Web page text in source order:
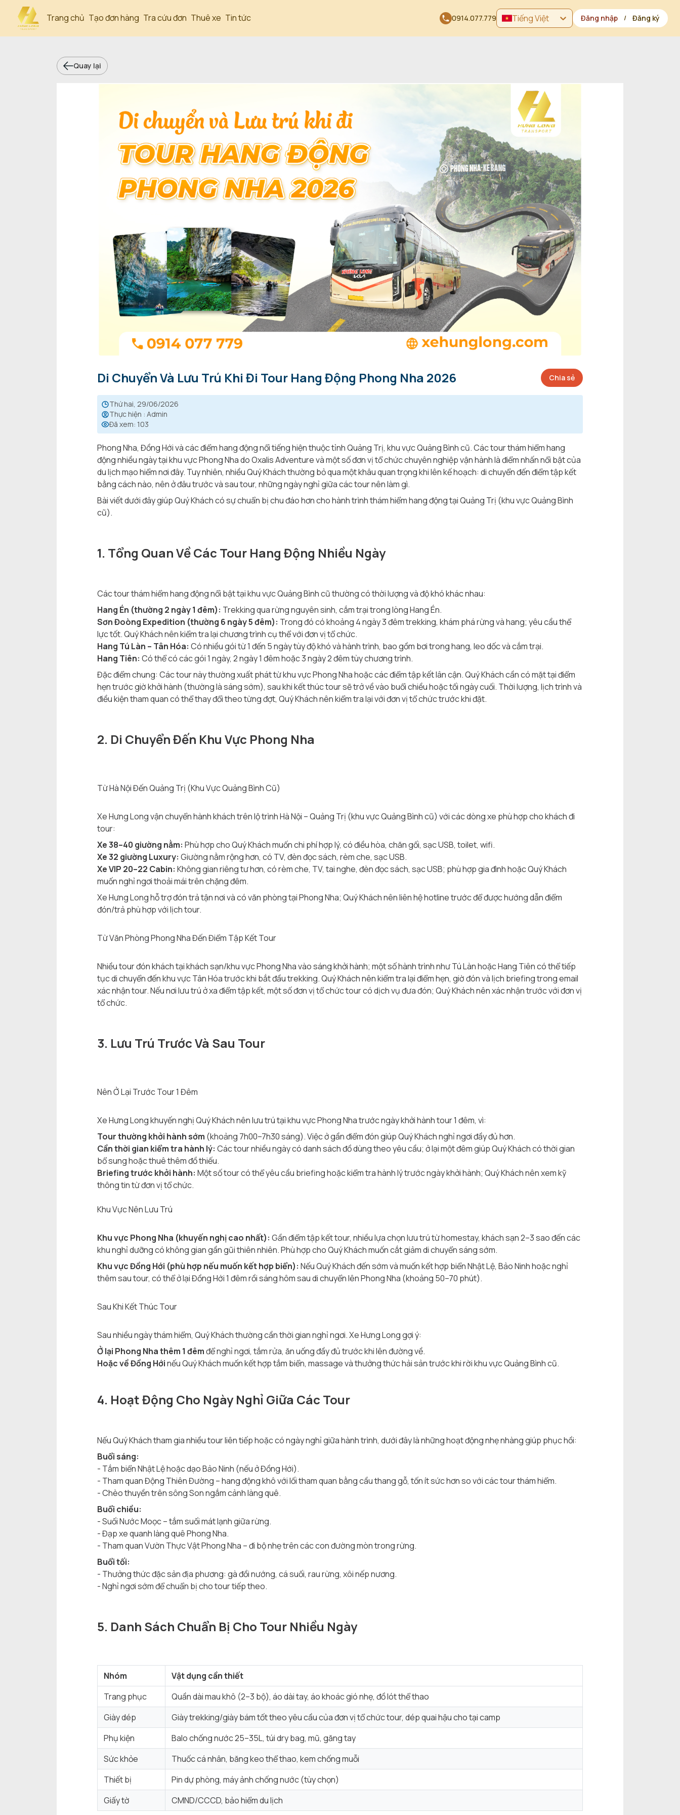
Trang chủ Tạo đơn hàng Tra cứu đơn Thuê xe Tin tức 0914.077.779 Tiếng Việt Đăng nhập / Đăng ký
Quay lại
Di Chuyển Và Lưu Trú Khi Đi Tour Hang Động Phong Nha 2026 Chia sẻ
thứ hai, 29/06/2026
Thực hiện : Admin
Đã xem: 103
Phong Nha, Đồng Hới và các điểm hang động nổi tiếng hiện thuộc tỉnh Quảng Trị, khu vực Quảng Bình cũ. Các tour thám hiểm hang
động nhiều ngày tại khu vực Phong Nha do Oxalis Adventure và một số đơn vị tổ chức chuyên nghiệp vận hành là điểm nhấn nổi bật của
du lịch mạo hiểm nơi đây. Tuy nhiên, nhiều Quý Khách thường bỏ qua một khâu quan trọng khi lên kế hoạch: di chuyển đến điểm tập kết
bằng cách nào, nên ở đâu trước và sau tour, những ngày nghỉ giữa các tour nên làm gì.
Bài viết dưới đây giúp Quý Khách có sự chuẩn bị chu đáo hơn cho hành trình thám hiểm hang động tại Quảng Trị (khu vực Quảng Bình
cũ).
1. Tổng Quan Về Các Tour Hang Động Nhiều Ngày
Các tour thám hiểm hang động nổi bật tại khu vực Quảng Bình cũ thường có thời lượng và độ khó khác nhau:
Hang Én (thường 2 ngày 1 đêm): Trekking qua rừng nguyên sinh, cắm trại trong lòng Hang Én.
Sơn Đoòng Expedition (thường 6 ngày 5 đêm): Trong đó có khoảng 4 ngày 3 đêm trekking, khám phá rừng và hang; yêu cầu thể
lực tốt. Quý Khách nên kiểm tra lại chương trình cụ thể với đơn vị tổ chức.
Hang Tú Làn – Tân Hóa: Có nhiều gói từ 1 đến 5 ngày tùy độ khó và hành trình, bao gồm bơi trong hang, leo dốc và cắm trại.
Hang Tiên: Có thể có các gói 1 ngày, 2 ngày 1 đêm hoặc 3 ngày 2 đêm tùy chương trình.
Đặc điểm chung: Các tour này thường xuất phát từ khu vực Phong Nha hoặc các điểm tập kết lân cận. Quý Khách cần có mặt tại điểm
hẹn trước giờ khởi hành (thường là sáng sớm), sau khi kết thúc tour sẽ trở về vào buổi chiều hoặc tối ngày cuối. Thời lượng, lịch trình và
điều kiện tham quan có thể thay đổi theo từng đợt, Quý Khách nên kiểm tra lại với đơn vị tổ chức trước khi đặt.
2. Di Chuyển Đến Khu Vực Phong Nha
Từ Hà Nội Đến Quảng Trị (Khu Vực Quảng Bình Cũ)
Xe Hưng Long vận chuyển hành khách trên lộ trình Hà Nội – Quảng Trị (khu vực Quảng Bình cũ) với các dòng xe phù hợp cho khách đi
tour:
Xe 38–40 giường nằm: Phù hợp cho Quý Khách muốn chi phí hợp lý, có điều hòa, chăn gối, sạc USB, toilet, wifi.
Xe 32 giường Luxury: Giường nằm rộng hơn, có TV, đèn đọc sách, rèm che, sạc USB.
Xe VIP 20–22 Cabin: Không gian riêng tư hơn, có rèm che, TV, tai nghe, đèn đọc sách, sạc USB; phù hợp gia đình hoặc Quý Khách
muốn nghỉ ngơi thoải mái trên chặng đêm.
Xe Hưng Long hỗ trợ đón trả tận nơi và có văn phòng tại Phong Nha; Quý Khách nên liên hệ hotline trước để được hướng dẫn điểm
đón/trả phù hợp với lịch tour.
Từ Văn Phòng Phong Nha Đến Điểm Tập Kết Tour
Nhiều tour đón khách tại khách sạn/khu vực Phong Nha vào sáng khởi hành; một số hành trình như Tú Làn hoặc Hang Tiên có thể tiếp
tục di chuyển đến khu vực Tân Hóa trước khi bắt đầu trekking. Quý Khách nên kiểm tra lại điểm hẹn, giờ đón và lịch briefing trong email
xác nhận tour. Nếu nơi lưu trú ở xa điểm tập kết, một số đơn vị tổ chức tour có dịch vụ đưa đón; Quý Khách nên xác nhận trước với đơn vị
tổ chức.
3. Lưu Trú Trước Và Sau Tour
Nên Ở Lại Trước Tour 1 Đêm
Xe Hưng Long khuyến nghị Quý Khách nên lưu trú tại khu vực Phong Nha trước ngày khởi hành tour 1 đêm, vì:
Tour thường khởi hành sớm (khoảng 7h00–7h30 sáng). Việc ở gần điểm đón giúp Quý Khách nghỉ ngơi đầy đủ hơn.
Cần thời gian kiểm tra hành lý: Các tour nhiều ngày có danh sách đồ dùng theo yêu cầu; ở lại một đêm giúp Quý Khách có thời gian
bổ sung hoặc thuê thêm đồ thiếu.
Briefing trước khởi hành: Một số tour có thể yêu cầu briefing hoặc kiểm tra hành lý trước ngày khởi hành; Quý Khách nên xem kỹ
thông tin từ đơn vị tổ chức.
Khu Vực Nên Lưu Trú
Khu vực Phong Nha (khuyến nghị cao nhất): Gần điểm tập kết tour, nhiều lựa chọn lưu trú từ homestay, khách sạn 2–3 sao đến các
khu nghỉ dưỡng có không gian gần gũi thiên nhiên. Phù hợp cho Quý Khách muốn cắt giảm di chuyển sáng sớm.
Khu vực Đồng Hới (phù hợp nếu muốn kết hợp biển): Nếu Quý Khách đến sớm và muốn kết hợp biển Nhật Lệ, Bảo Ninh hoặc nghỉ
thêm sau tour, có thể ở lại Đồng Hới 1 đêm rồi sáng hôm sau di chuyển lên Phong Nha (khoảng 50–70 phút).
Sau Khi Kết Thúc Tour
Sau nhiều ngày thám hiểm, Quý Khách thường cần thời gian nghỉ ngơi. Xe Hưng Long gợi ý:
Ở lại Phong Nha thêm 1 đêmđể nghỉ ngơi, tắm rửa, ăn uống đầy đủ trước khi lên đường về.
Hoặc về Đồng Hớinếu Quý Khách muốn kết hợp tắm biển, massage và thưởng thức hải sản trước khi rời khu vực Quảng Bình cũ.
4. Hoạt Động Cho Ngày Nghỉ Giữa Các Tour
Nếu Quý Khách tham gia nhiều tour liên tiếp hoặc có ngày nghỉ giữa hành trình, dưới đây là những hoạt động nhẹ nhàng giúp phục hồi:
Buổi sáng:
- Tắm biển Nhật Lệ hoặc dạo Bảo Ninh (nếu ở Đồng Hới).
- Tham quan Động Thiên Đường – hang động khô với lối tham quan bằng cầu thang gỗ, tốn ít sức hơn so với các tour thám hiểm.
- Chèo thuyền trên sông Son ngắm cảnh làng quê.
Buổi chiều:
- Suối Nước Moọc – tắm suối mát lạnh giữa rừng.
- Đạp xe quanh làng quê Phong Nha.
- Tham quan Vườn Thực Vật Phong Nha – đi bộ nhẹ trên các con đường mòn trong rừng.
Buổi tối:
- Thưởng thức đặc sản địa phương: gà đồi nướng, cá suối, rau rừng, xôi nếp nương.
- Nghỉ ngơi sớm để chuẩn bị cho tour tiếp theo.
5. Danh Sách Chuẩn Bị Cho Tour Nhiều Ngày
Nhóm
Vật dụng cần thiết
Trang phục
Quần dài mau khô (2–3 bộ), áo dài tay, áo khoác gió nhẹ, đồ lót thể thao
Giày dép
Giày trekking/giày bám tốt theo yêu cầu của đơn vị tổ chức tour, dép quai hậu cho tại camp
Phụ kiện
Balo chống nước 25–35L, túi dry bag, mũ, găng tay
Sức khỏe
Thuốc cá nhân, băng keo thể thao, kem chống muỗi
Thiết bị
Pin dự phòng, máy ảnh chống nước (tùy chọn)
Giấy tờ
CMND/CCCD, bảo hiểm du lịch